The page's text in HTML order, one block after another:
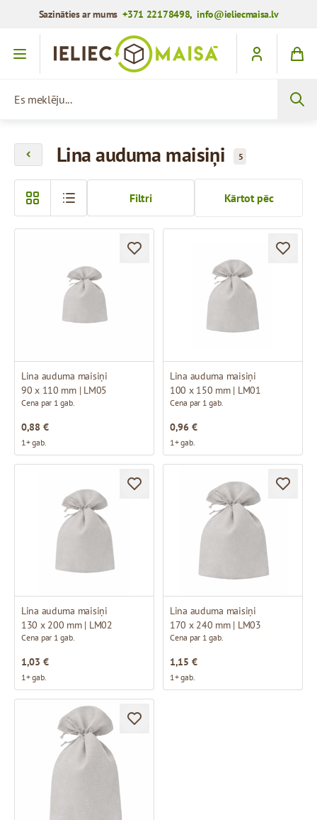
Sazināties ar mums+371 22178498,info@ieliecmaisa.lv
Iet uz saturu
Lina auduma maisiņi 5
Kārtot pēc
Filtri
Lina auduma maisiņi
90 x 110 mm | LM05
Cena par 1 gab.
0,88 €
1+ gab.
Lina auduma maisiņi
100 x 150 mm | LM01
Cena par 1 gab.
0,96 €
1+ gab.
Lina auduma maisiņi
130 x 200 mm | LM02
Cena par 1 gab.
1,03 €
1+ gab.
Lina auduma maisiņi
170 x 240 mm | LM03
Cena par 1 gab.
1,15 €
1+ gab.